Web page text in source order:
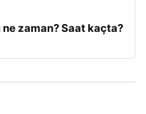
zaman? Saat kaçta?